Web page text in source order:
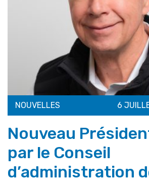
NOUVELLES 6
Nouveau
par le Conseil
d’administration